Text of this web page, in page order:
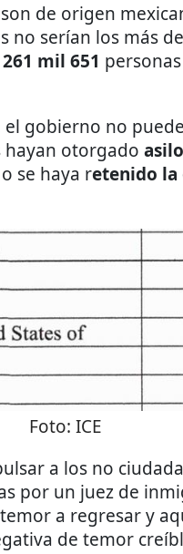
son de origen
no serían los más
mil 651
gobierno no
hayan otorgado asilo
o se haya retenido la
Foto: ICE
a los no
por un juez de
a regresar y
de temor